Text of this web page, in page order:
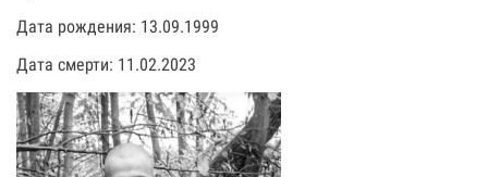
Дата рождения: 13.09.1999
Дата смерти: 11.02.2023